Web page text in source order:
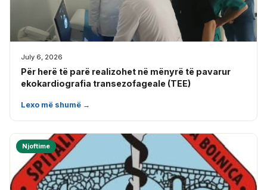
July 6, 2026
Për herë të parë realizohet në mënyrë të pavarur
ekokardiografia transezofageale (TEE)
Lexo më shumë →
Njoftime